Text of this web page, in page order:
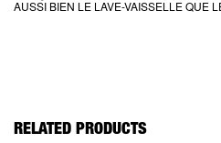
AUSSI BIEN LE LAVE-VAISSELLE QUE
RELATED PRODUCTS